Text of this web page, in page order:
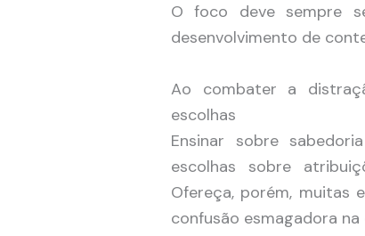
O foco deve sempre
desenvolvimento de
Ao combater a
escolhas
Ensinar sobre
escolhas sobre
Ofereça, porém, muitas
confusão esmagadora na